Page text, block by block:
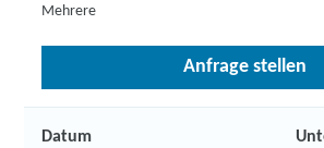
Mehrere
Anfrage stellen
Datum